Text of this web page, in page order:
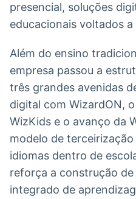
Soluções de
Tecnologia
presencial, soluções
educacionais voltados a
Além do ensino
empresa passou a
três grandes avenidas
digital com WizardON,
WizKids e o avanço da
modelo de
idiomas dentro de
reforça a construção de
integrado de